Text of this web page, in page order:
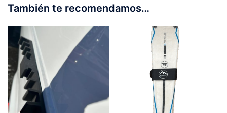
También te recomendamos…